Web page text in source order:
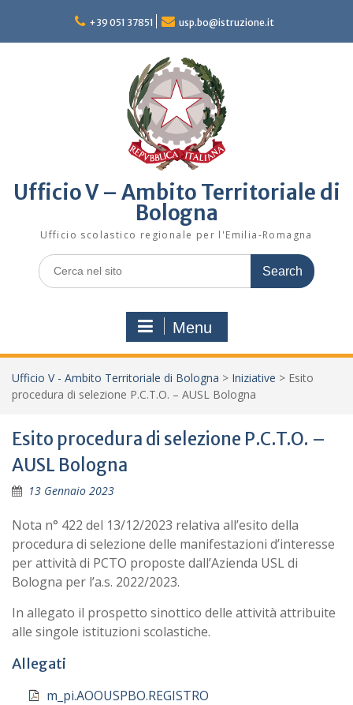
content
+39 051 37851 usp.bo@istruzione.it
Ufficio V – Ambito Territoriale di
Bologna
Ufficio scolastico regionale per l'Emilia-Romagna
Search
for:
Menu
Ufficio V - Ambito Territoriale di Bologna > Iniziative > Esito
procedura di selezione P.C.T.O. – AUSL Bologna
Esito procedura di selezione P.C.T.O. –
AUSL Bologna
13 Gennaio 2023
Nota n° 422 del 13/12/2023 relativa all’esito della
procedura di selezione delle manifestazioni d’interesse
per attività di PCTO proposte dall’Azienda USL di
Bologna per l’a.s. 2022/2023.
In allegato il prospetto sinottico delle attività attribuite
alle singole istituzioni scolastiche.
Allegati
m_pi.AOOUSPBO.REGISTRO